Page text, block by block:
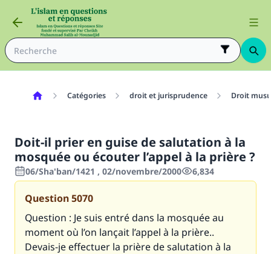
Catégories droit et jurisprudence Droit
Doit-il prier en guise de salutation à la
mosquée ou écouter l’appel à la prière ?
06/Sha'ban/1421 , 02/novembre/2000 6,834
Question5070
Question : Je suis entré dans la mosquée au
moment où l’on lançait l’appel à la prière..
Devais-je effectuer la prière de salutation à la